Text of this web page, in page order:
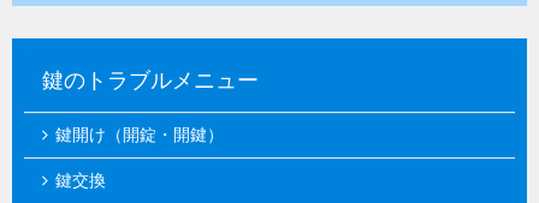
鍵のトラブルメニュー
鍵開け（開錠・開鍵）
鍵交換